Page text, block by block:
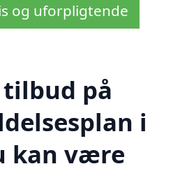
og uforpligtende
tilbud på
i
kan være